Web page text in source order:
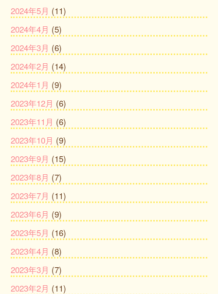
2024年5月 (11)
2024年4月 (5)
2024年3月 (6)
2024年2月 (14)
2024年1月 (9)
2023年12月 (6)
2023年11月 (6)
2023年10月 (9)
2023年9月 (15)
2023年8月 (7)
2023年7月 (11)
2023年6月 (9)
2023年5月 (16)
2023年4月 (8)
2023年3月 (7)
2023年2月 (11)